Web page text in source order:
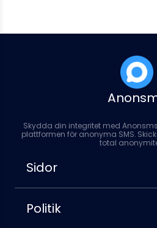
Skydda din integritet med
plattformen för anonyma SMS.
total
Sidor
Hur man skickar
Anonsms vs.
Så här blockerar du
Politik